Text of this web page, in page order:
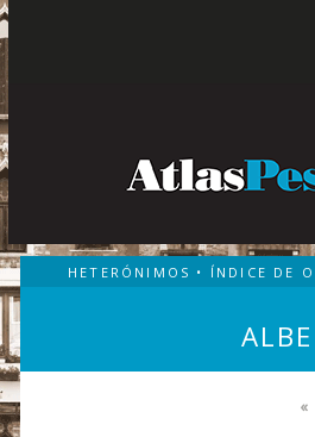
HETERÓNIMOS • ÍNDICE DE
«